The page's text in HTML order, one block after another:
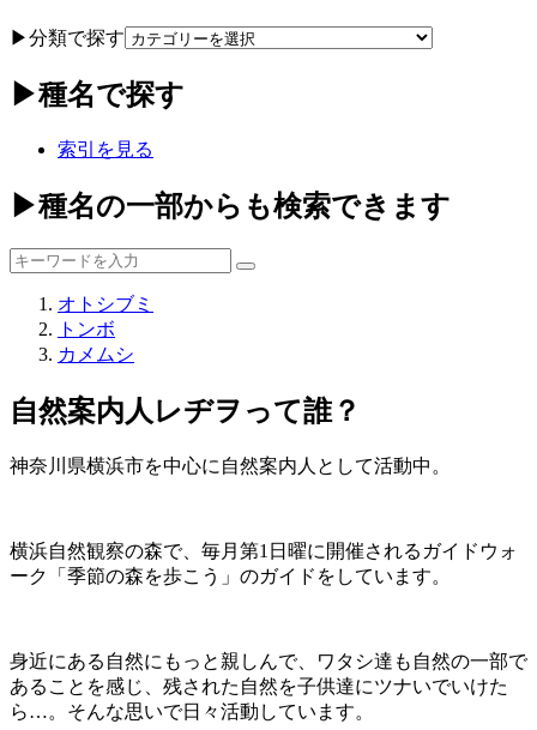
▶分類で探す
▶種名で探す
索引を見る
▶種名の一部からも検索できます
オトシブミ
トンボ
カメムシ
自然案内人レヂヲって誰？
神奈川県横浜市を中心に自然案内人として活動中。
横浜自然観察の森で、毎月第1日曜に開催されるガイドウォ
ーク「季節の森を歩こう」のガイドをしています。
身近にある自然にもっと親しんで、ワタシ達も自然の一部で
あることを感じ、残された自然を子供達にツナいでいけた
ら…。そんな思いで日々活動しています。